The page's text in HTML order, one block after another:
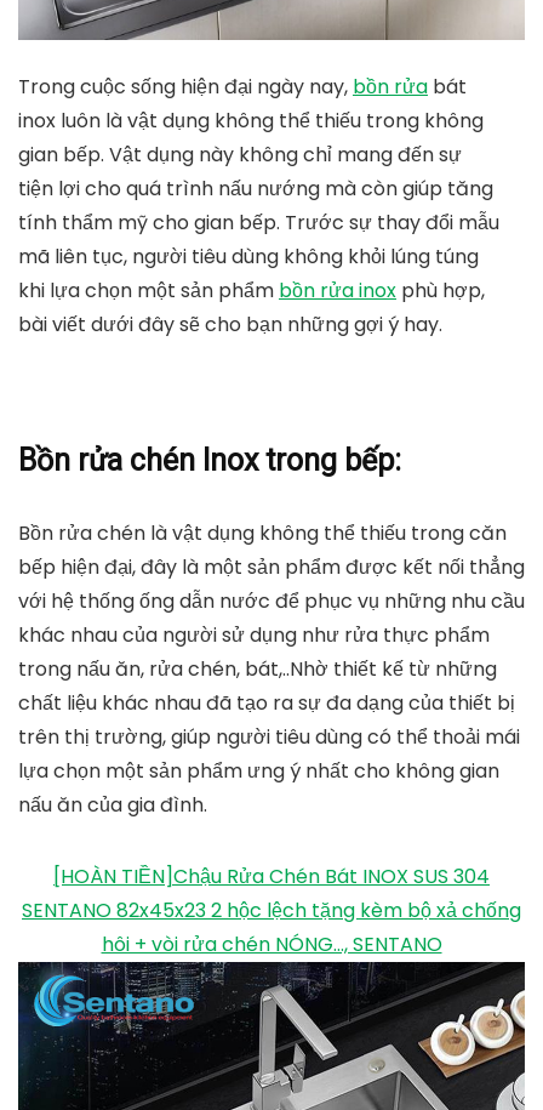
Trong cuộc sống hiện đại ngày nay, bồn rửa bát
inox luôn là vật dụng không thể thiếu trong không
gian bếp. Vật dụng này không chỉ mang đến sự
tiện lợi cho quá trình nấu nướng mà còn giúp tăng
tính thẩm mỹ cho gian bếp. Trước sự thay đổi mẫu
mã liên tục, người tiêu dùng không khỏi lúng túng
khi lựa chọn một sản phẩm bồn rửa inox phù hợp,
bài viết dưới đây sẽ cho bạn những gợi ý hay.
Bồn rửa chén Inox trong bếp:
Bồn rửa chén là vật dụng không thể thiếu trong căn
bếp hiện đại, đây là một sản phẩm được kết nối thẳng
với hệ thống ống dẫn nước để phục vụ những nhu cầu
khác nhau của người sử dụng như rửa thực phẩm
trong nấu ăn, rửa chén, bát,..Nhờ thiết kế từ những
chất liệu khác nhau đã tạo ra sự đa dạng của thiết bị
trên thị trường, giúp người tiêu dùng có thể thoải mái
lựa chọn một sản phẩm ưng ý nhất cho không gian
nấu ăn của gia đình.
[HOÀN TIỀN]Chậu Rửa Chén Bát INOX SUS 304
SENTANO 82x45x23 2 hộc lệch tặng kèm bộ xả chống
hôi + vòi rửa chén NÓNG..., SENTANO